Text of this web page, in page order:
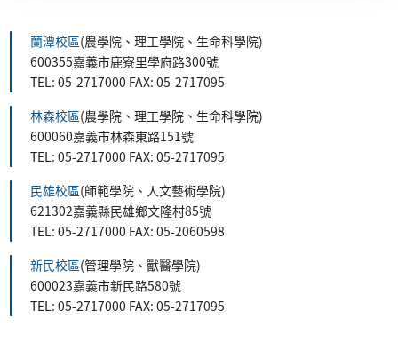
蘭潭校區(農學院、理工學院、生命科學院)
600355嘉義市鹿寮里學府路300號
TEL: 05-2717000 FAX: 05-2717095
林森校區(農學院、理工學院、生命科學院)
600060嘉義市林森東路151號
TEL: 05-2717000 FAX: 05-2717095
民雄校區(師範學院、人文藝術學院)
621302嘉義縣民雄鄉文隆村85號
TEL: 05-2717000 FAX: 05-2060598
新民校區(管理學院、獸醫學院)
600023嘉義市新民路580號
TEL: 05-2717000 FAX: 05-2717095